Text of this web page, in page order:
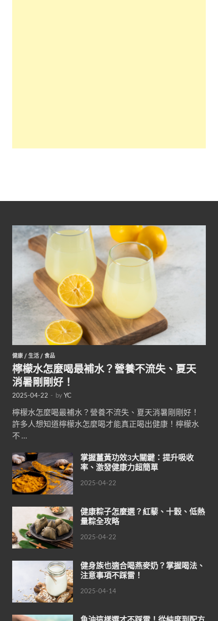
健康 / 生活 / 食品
檸檬水怎麼喝最補水？營養不流失、夏天
消暑剛剛好！
2025-04-22 - byYC
檸檬水怎麼喝最補水？營養不流失、夏天消暑剛剛好！
許多人想知道檸檬水怎麼喝才能真正喝出健康！檸檬水
不 …
掌握薑黃功效3大關鍵：提升吸收
率、激發健康力超簡單
2025-04-22
健康粽子怎麼選？紅藜、十穀、低熱
量粽全攻略
2025-04-22
健身族也適合喝燕麥奶？掌握喝法、
注意事項不踩雷！
2025-04-14